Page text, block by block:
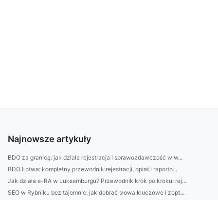
Najnowsze artykuły
BDO za granicą: jak działa rejestracja i sprawozdawczość w w...
BDO Łotwa: kompletny przewodnik rejestracji, opłat i raporto...
Jak działa e-RA w Luksemburgu? Przewodnik krok po kroku: rej...
SEO w Rybniku bez tajemnic: jak dobrać słowa kluczowe i zopt...